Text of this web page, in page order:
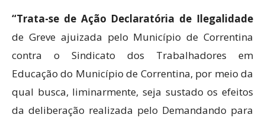
“Trata-se de Ação Declaratória de Ilegalidade
de Greve ajuizada pelo Município de Correntina
contra o Sindicato dos Trabalhadores em
Educação do Município de Correntina, por meio da
qual busca, liminarmente, seja sustado os efeitos
da deliberação realizada pelo Demandando para